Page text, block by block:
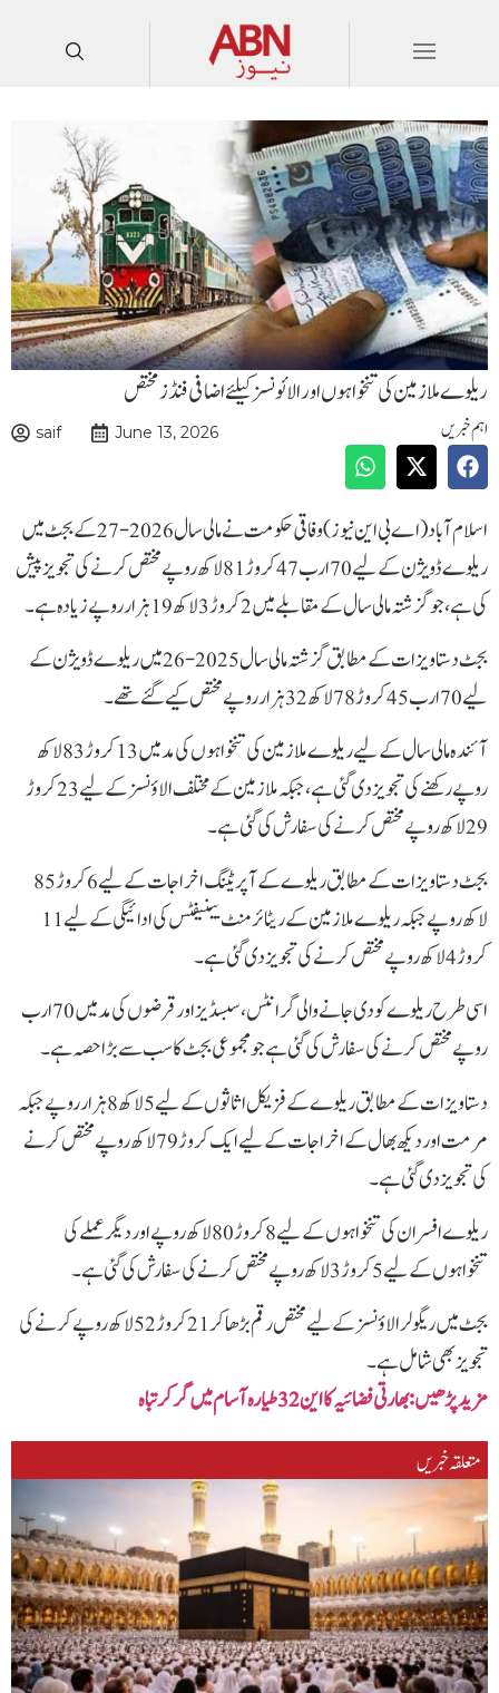
ریلوے ملازمین کی تنخواہوں اور الائونسز کیلئے اضافی فنڈز مختص
اہم خبریں saif June 13, 2026
اسلام آباد (اے بی این نیوز) وفاقی حکومت نے مالی سال 2026-27 کے بجٹ میں
ریلوے ڈویژن کے لیے 70 ارب 47 کروڑ 81 لاکھ روپے مختص کرنے کی تجویز پیش
کی ہے، جو گزشتہ مالی سال کے مقابلے میں 2 کروڑ 3لاکھ 19 ہزار روپے زیادہ ہے۔
بجٹ دستاویزات کے مطابق گزشتہ مالی سال 2025-26 میں ریلوے ڈویژن کے
لیے 70 ارب 45 کروڑ 78لاکھ 32ہزار روپے مختص کیے گئے تھے۔
آئندہ مالی سال کے لیے ریلوے ملازمین کی تنخواہوں کی مد میں 13 کروڑ 83 لاکھ
روپے رکھنے کی تجویز دی گئی ہے، جبکہ ملازمین کے مختلف الاؤنسز کے لیے 23 کروڑ
29 لاکھ روپے مختص کرنے کی سفارش کی گئی ہے۔
بجٹ دستاویزات کے مطابق ریلوے کے آپریٹنگ اخراجات کے لیے 6 کروڑ 85
لاکھ روپے جبکہ ریلوے ملازمین کے ریٹائرمنٹ بینیفٹس کی ادائیگی کے لیے 11
کروڑ 4 لاکھ روپے مختص کرنے کی تجویز دی گئی ہے۔
اسی طرح ریلوے کو دی جانے والی گرانٹس، سبسڈیز اور قرضوں کی مد میں 70 ارب
روپے مختص کرنے کی سفارش کی گئی ہے جو مجموعی بجٹ کا سب سے بڑا حصہ ہے۔
دستاویزات کے مطابق ریلوے کے فزیکل اثاثوں کے لیے 5 لاکھ 8 ہزار روپے جبکہ
مرمت اور دیکھ بھال کے اخراجات کے لیے ایک کروڑ 79 لاکھ روپے مختص کرنے
کی تجویز دی گئی ہے۔
ریلوے افسران کی تنخواہوں کے لیے 8 کروڑ 80 لاکھ روپے اور دیگر عملے کی
تنخواہوں کے لیے 5 کروڑ 3 لاکھ روپے مختص کرنے کی سفارش کی گئی ہے۔
بجٹ میں ریگولر الاؤنسز کے لیے مختص رقم بڑھا کر 21 کروڑ 52 لاکھ روپے کرنے کی
تجویز بھی شامل ہے۔
مزید پڑھیں: بھارتی فضائیہ کا این 32 طیارہ آسام میں گر کر تباہ
متعلقہ خبریں